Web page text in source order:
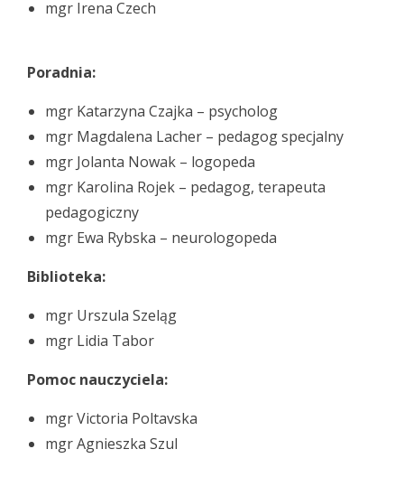
mgr Irena Czech
Poradnia:
mgr Katarzyna Czajka – psycholog
mgr Magdalena Lacher – pedagog specjalny
mgr Jolanta Nowak – logopeda
mgr Karolina Rojek – pedagog, terapeuta
pedagogiczny
mgr Ewa Rybska – neurologopeda
Biblioteka:
mgr Urszula Szeląg
mgr Lidia Tabor
Pomoc nauczyciela:
mgr Victoria Poltavska
mgr Agnieszka Szul